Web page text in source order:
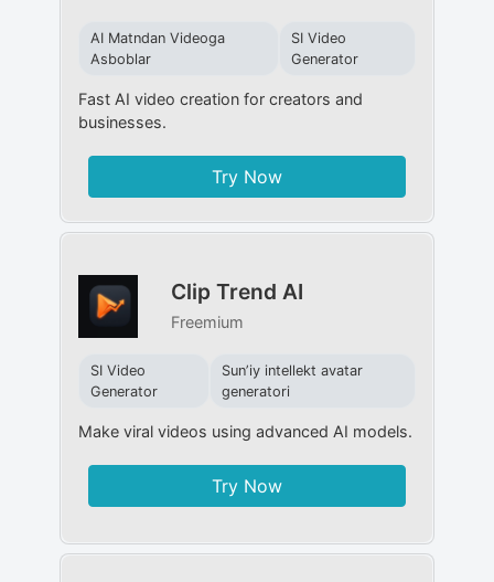
AI Matndan Videoga
Asboblar
SI Video
Generator
Fast AI video creation for creators and
businesses.
Try Now
Clip Trend AI
Freemium
SI Video
Generator
Sunʼiy intellekt avatar
generatori
Make viral videos using advanced AI models.
Try Now